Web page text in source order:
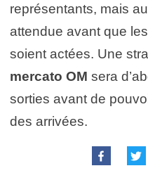
représentants, mais
attendue avant que
soient actées. Une
mercato OM sera
sorties avant de
des arrivées.